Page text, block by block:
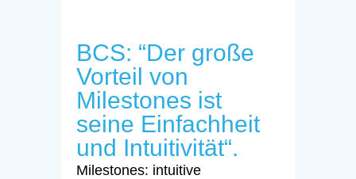
BCS: “Der große
Vorteil von
Milestones ist
seine Einfachheit
und Intuitivität“.
Milestones: intuitive